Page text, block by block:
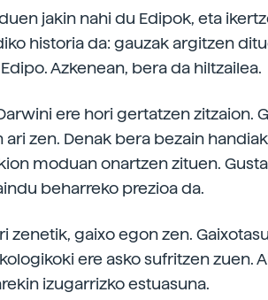
jakin nahi du Edipok, eta
historia da: gauzak argitzen
Azkenean, bera da hiltzailea.
ere hori gertatzen zitzaion.
ari zen. Denak bera bezain
moduan onartzen zituen.
beharreko prezioa da.
zenetik, gaixo egon zen.
ere asko sufritzen zuen.
izugarrizko estuasuna.